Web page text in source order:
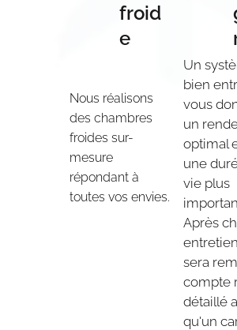
froid
e
Nous réalisons
des chambres
froides sur-
mesure
répondant à
toutes vos envies.
Un
bien
vous
un
optimal
une
vie plus
Après
sera
compte
détaillé
qu'un